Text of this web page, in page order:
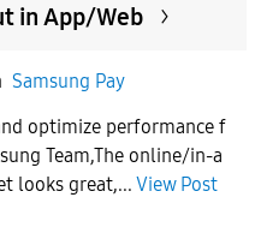
in App/Web
Samsung Pay
optimize performance f
Team,The online/in-a
looks great,... View Post